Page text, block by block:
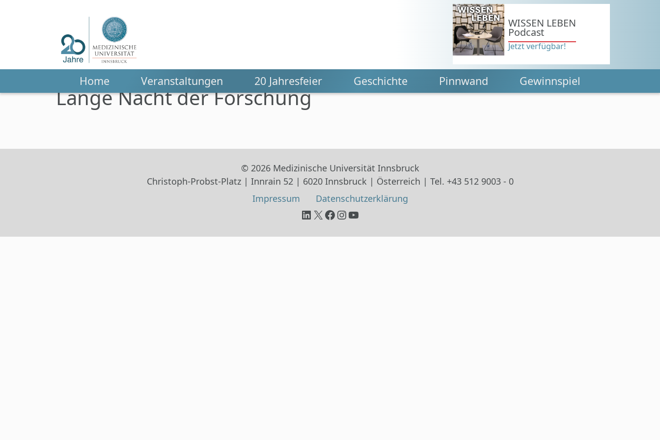
Zum Hauptinhalt springen
WISSEN LEBEN
Podcast
Jetzt verfügbar!
Home Veranstaltungen 20 Jahresfeier Geschichte Pinnwand Gewinnspiel
Lange Nacht der Forschung
© 2026 Medizinische Universität Innsbruck
Christoph-Probst-Platz | Innrain 52 | 6020 Innsbruck | Österreich | Tel. +43 512 9003 - 0
Impressum
Datenschutz­erklärung
LinkedIn
X Facebook
Instagram
YouTube